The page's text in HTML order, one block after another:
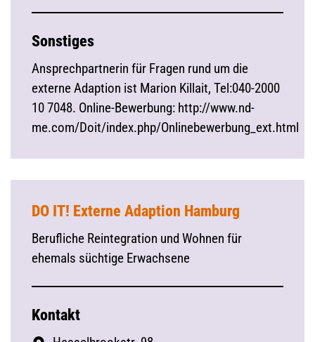
Sonstiges
Ansprechpartnerin für Fragen rund um die
externe Adaption ist Marion Killait, Tel:040-2000
10 7048. Online-Bewerbung: http://www.nd-
me.com/Doit/index.php/Onlinebewerbung_ext.html
DO IT! Externe Adaption Hamburg
Berufliche Reintegration und Wohnen für
ehemals süchtige Erwachsene
Kontakt